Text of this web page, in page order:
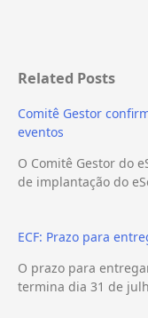
Related Posts
Comitê Gestor
eventos
O Comitê Gestor do
de implantação do
ECF: Prazo para
O prazo para
termina dia 31 de